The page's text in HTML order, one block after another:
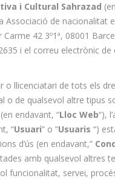
i Cultural Sahrazad
Associació de nacionalitat
42 3º1ª, 08001
i el correu electrònic
o llicenciatari de tots els
o de qualsevol altre tipus
endavant, “Lloc Web“),
“Usuari” o “Usuaris “)
d’ús (en endavant,”
amb qualsevol altres
funcionalitat, servei,